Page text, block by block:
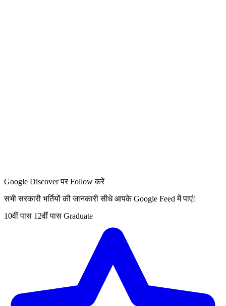
Google Discover पर Follow करें
सभी सरकारी भर्तियों की जानकारी सीधे आपके Google Feed में पाएं!
10वीं पास 12वीं पास Graduate